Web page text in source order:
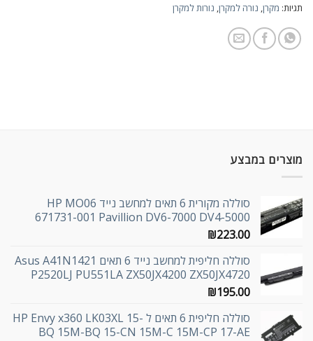
תגיות: מקרן, נורה למקרן, נורות למקרן
מוצרים במבצע
סוללה מקורית 6 תאים למחשב נייד HP MO06
671731-001 Pavillion DV6-7000 DV4-5000
₪223.00
סוללה חליפית למחשב נייד 6 תאים Asus A41N1421
P2520LJ PU551LA ZX50JX4200 ZX50JX4720
₪195.00
סוללה חליפית 6 תאים ל HP Envy x360 LK03XL 15-
BQ 15M-BQ 15-CN 15M-C 15M-CP 17-AE